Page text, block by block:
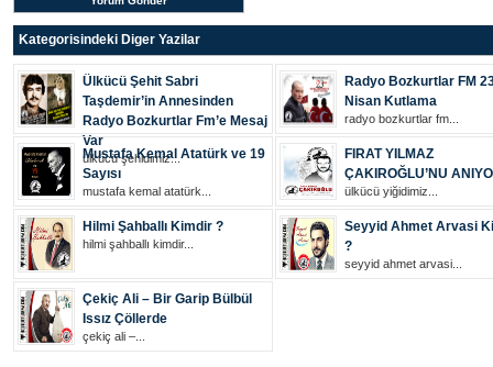
Kategorisindeki Diger Yazilar
Ülkücü Şehit Sabri
Taşdemir’in Annesinden
Radyo Bozkurtlar Fm’e Mesaj
Var
ülkücü şehi̇di̇mi̇z...
Radyo Bozkurtlar FM
Nisan Kutlama
radyo bozkurtlar fm...
Mustafa Kemal Atatürk ve 19
Sayısı
mustafa kemal atatürk...
FIRAT YILMAZ
ÇAKIROĞLU’NU
ülkücü yiğidimiz...
Hilmi Şahballı Kimdir ?
hilmi şahballı kimdir...
Seyyid Ahmet Arvasi
?
seyyid ahmet arvasi...
Çekiç Ali – Bir Garip Bülbül
Issız Çöllerde
çekiç ali –...